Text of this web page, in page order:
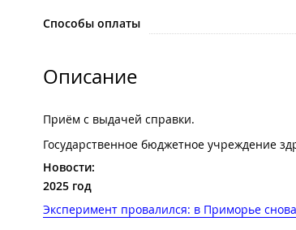
Способы оплаты
Описание
Приём с выдачей справки.
Государственное бюджетное учреждение
Новости:
2025 год
Эксперимент провалился: в Приморье